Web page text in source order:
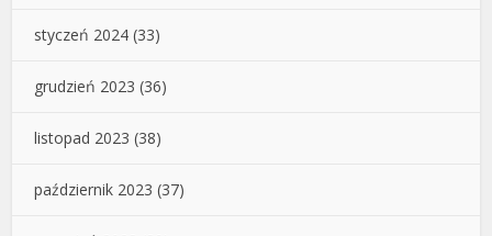
styczeń 2024 (33)
grudzień 2023 (36)
listopad 2023 (38)
październik 2023 (37)